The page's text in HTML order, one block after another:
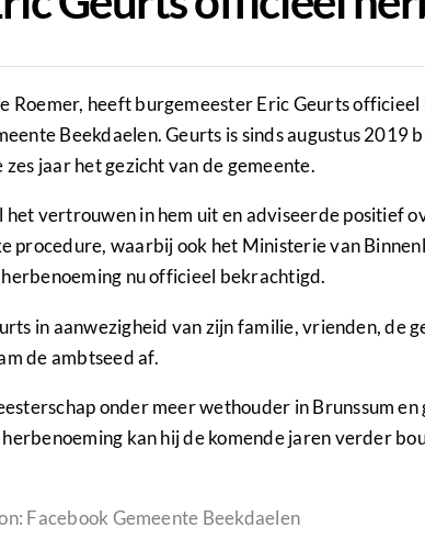
Roemer, heeft burgemeester Eric Geurts
Beekdaelen. Geurts is sinds augustus 2019
jaar het gezicht van de gemeente.
vertrouwen in hem uit en adviseerde positief
procedure, waarbij ook het Ministerie van
nu officieel bekrachtigd.
in aanwezigheid van zijn familie, vrienden, de
de ambtseed af.
onder meer wethouder in Brunssum
kan hij de komende jaren verder
Facebook Gemeente Beekdaelen